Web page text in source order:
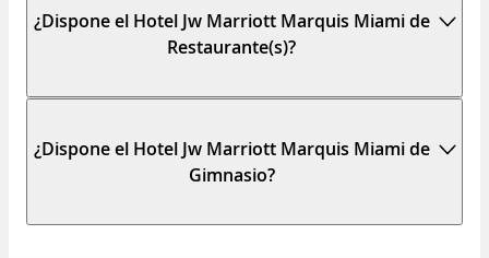
¿Dispone el Hotel Jw Marriott Marquis Miami de
Restaurante(s)?
¿Dispone el Hotel Jw Marriott Marquis Miami de
Gimnasio?